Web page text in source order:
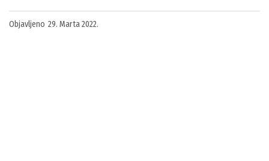
Objavljeno 29. Marta 2022.